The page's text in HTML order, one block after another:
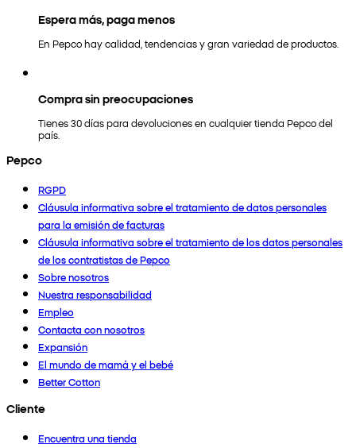
Espera más, paga menos
En Pepco hay calidad, tendencias y gran variedad de productos.
Compra sin preocupaciones
Tienes 30 días para devoluciones en cualquier tienda Pepco del
país.
Pepco
RGPD
Cláusula informativa sobre el tratamiento de datos personales
para la emisión de facturas
Cláusula informativa sobre el tratamiento de los datos personales
de los contratistas de Pepco
Sobre nosotros
Nuestra responsabilidad
Empleo
Contacta con nosotros
Expansión
El mundo de mamá y el bebé
Better Cotton
Cliente
Encuentra una tienda